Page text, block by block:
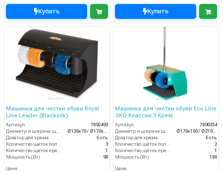
Купить Купить
Машинка для чистки обуви Royal
Line Leader (Blacksilk)
Артикул
7892493
Диаметр и ширина щёток (мм)
Ø130х70 / Ø170х70
Дозатор для крема
Есть
Количество щёток полировки (шт)
3
Количество щёток предварительной очистки (шт)
1
Мощность (Вт)
90
Цена
Машинка для чистки обуви Eco Line
ЭКО Классик 3 Крем
Артикул
7890354
Диаметр и ширина щёток (мм)
Ø170х100 / Ø210х100
Дозатор для крема
Есть
Количество щёток полировки (шт)
2
Количество щёток предварительной очистки (шт)
1
Мощность (Вт)
180
Цена